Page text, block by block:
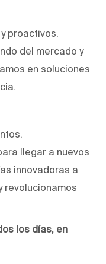
proactivos.
del mercado y
en soluciones
llegar a nuevos
innovadoras a
revolucionamos
los días, en